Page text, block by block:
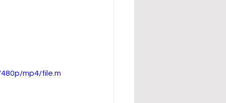
mp4/file.m